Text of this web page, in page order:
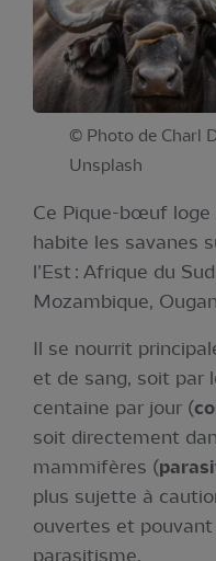
© Photo de Charl
Unsplash
Ce Pique-bœuf loge
habite les savanes
l’Est : Afrique du
Mozambique,
Il se nourrit
et de sang, soit par
centaine par jour (
soit directement
mammifères (
plus sujette à
ouvertes et
parasitisme.